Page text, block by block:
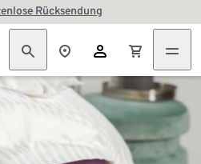
Rücksendung